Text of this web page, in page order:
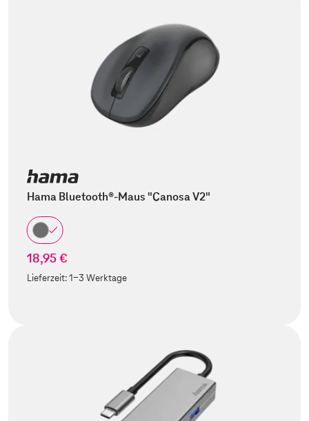
Hama Bluetooth®-Maus "Canosa V2"
18,95 €
Lieferzeit:1-3 Werktage